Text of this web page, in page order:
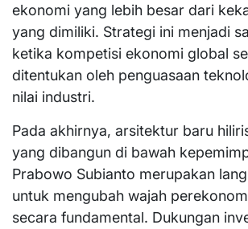
ekonomi yang lebih besar dari
yang dimiliki. Strategi ini menjadi
ketika kompetisi ekonomi global
ditentukan oleh penguasaan
nilai industri.
Pada akhirnya, arsitektur baru
yang dibangun di bawah
Prabowo Subianto merupakan
untuk mengubah wajah
secara fundamental. Dukungan